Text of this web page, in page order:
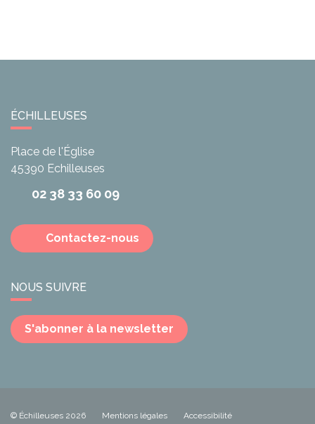
ÉCHILLEUSES
Place de l'Église
45390 Echilleuses
02 38 33 60 09
Contactez-nous
NOUS SUIVRE
S'abonner à la newsletter
© Échilleuses 2026 Mentions légales Accessibilité